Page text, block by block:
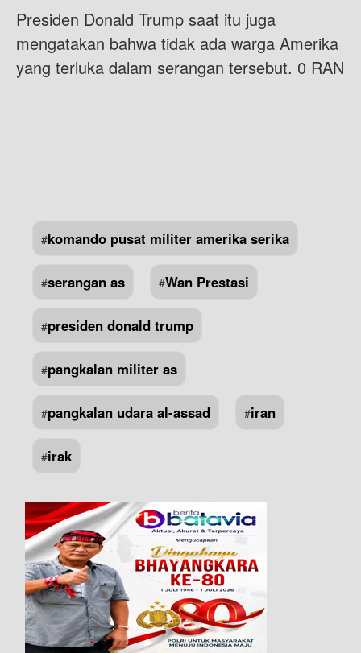
Presiden Donald Trump saat itu juga
mengatakan bahwa tidak ada warga Amerika
yang terluka dalam serangan tersebut. 0 RAN
#komando pusat militer amerika serika
#serangan as #Wan Prestasi
#presiden donald trump
#pangkalan militer as
#pangkalan udara al-assad #iran
#irak